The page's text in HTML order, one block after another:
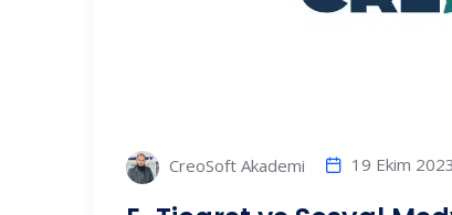
CreoSoft Akademi 19 Ekim 2023